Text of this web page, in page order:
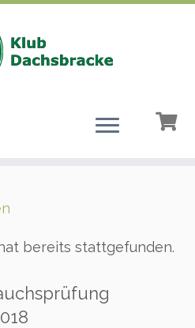
bereits stattgefunden.